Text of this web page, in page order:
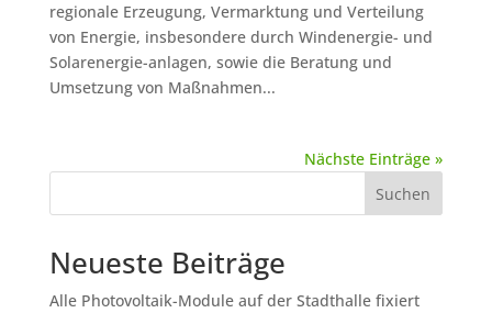
regionale Erzeugung, Vermarktung und Verteilung
von Energie, insbesondere durch Windenergie- und
Solarenergie-anlagen, sowie die Beratung und
Umsetzung von Maßnahmen...
Nächste Einträge »
Suchen
Neueste Beiträge
Alle Photovoltaik-Module auf der Stadthalle fixiert